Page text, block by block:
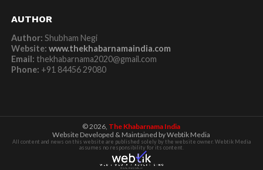
AUTHOR
Author: Shubham Negi
Website: www.thekhabarnamaindia.com
Email: thekhabarnama2020@gmail.com
Phone: +91 84456 29080
© 2026, The Khabarnama India
Website Developed & Maintained by Webtik Media
All content and news on this website are published solely by the website owner. Webtik Media
assumes no responsibility for its content.